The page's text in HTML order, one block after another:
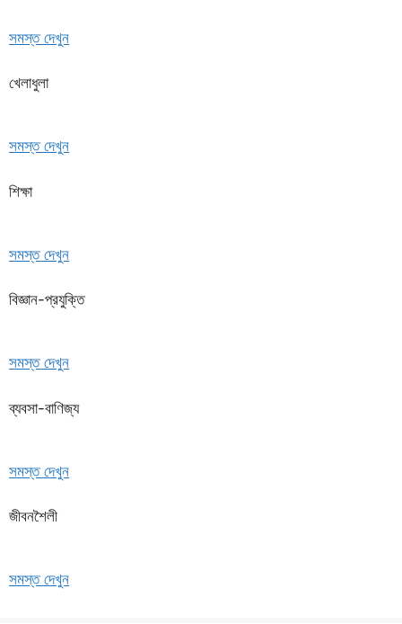
সমস্ত দেখুন
খেলাধুলা
সমস্ত দেখুন
শিক্ষা
সমস্ত দেখুন
বিজ্ঞান-প্রযুক্তি
সমস্ত দেখুন
ব্যবসা-বাণিজ্য
সমস্ত দেখুন
জীবনশৈলী
সমস্ত দেখুন